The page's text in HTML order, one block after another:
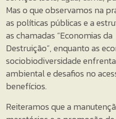
Mas o que observamos na
as políticas públicas e a
as chamadas “Economias da
Destruição”, enquanto as
sociobiodiversidade
ambiental e desafios no
benefícios.
Reiteramos que a